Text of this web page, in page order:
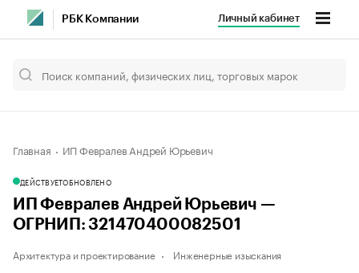
РБК Компании Личный кабинет
Главная ИП Февралев Андрей Юрьевич
ДЕЙСТВУЕТОБНОВЛЕНО
ИП Февралев Андрей Юрьевич —
ОГРНИП: 321470400082501
Архитектура и проектирование Инженерные изыскания